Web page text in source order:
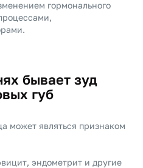
гормонального
бывает зуд
губ
может являться признаком
эндометрит и другие